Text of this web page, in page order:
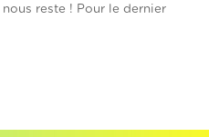
reste ! Pour le dernier